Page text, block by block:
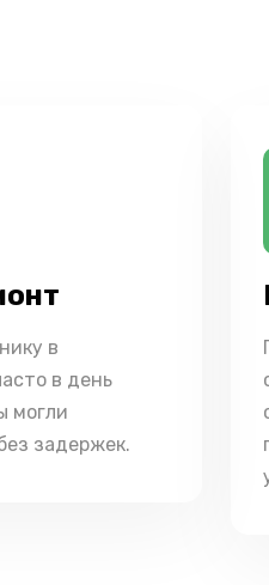
в
в день
могли
задержек.